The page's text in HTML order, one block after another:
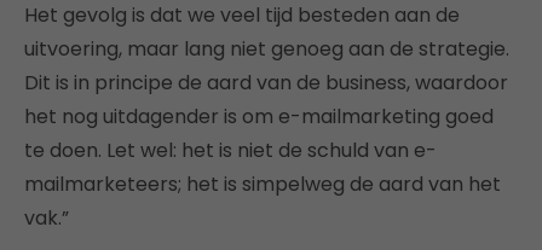
Het gevolg is dat we veel tijd besteden aan de
uitvoering, maar lang niet genoeg aan de strategie.
Dit is in principe de aard van de business, waardoor
het nog uitdagender is om e-mailmarketing goed
te doen. Let wel: het is niet de schuld van e-
mailmarketeers; het is simpelweg de aard van het
vak.”